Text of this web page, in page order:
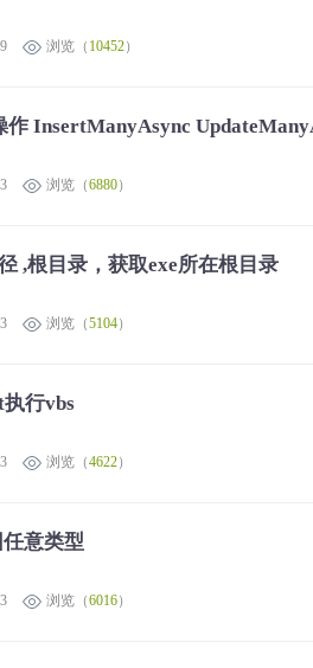
浏览（ 10452）
作 InsertManyAsync
浏览（6880）
,根目录，获取exe所在根目录
浏览（5104）
执行vbs
浏览（4622）
意类型
浏览（6016）